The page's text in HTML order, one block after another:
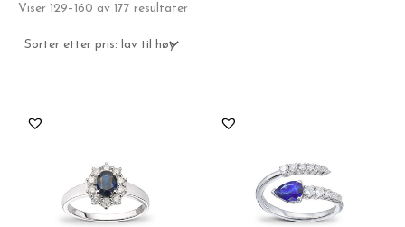
Viser 129–160 av 177 resultaterSortert